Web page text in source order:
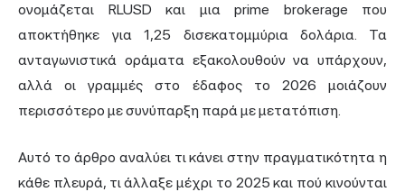
ονομάζεται RLUSD και μια prime brokerage που
αποκτήθηκε για 1,25 δισεκατομμύρια δολάρια. Τα
ανταγωνιστικά οράματα εξακολουθούν να υπάρχουν,
αλλά οι γραμμές στο έδαφος το 2026 μοιάζουν
περισσότερο με συνύπαρξη παρά με μετατόπιση.
Αυτό το άρθρο αναλύει τι κάνει στην πραγματικότητα η
κάθε πλευρά, τι άλλαξε μέχρι το 2025 και πού κινούνται